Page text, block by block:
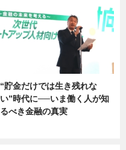
“貯金だけでは生き残れな
い”時代に──いま働く人が知
るべき金融の真実